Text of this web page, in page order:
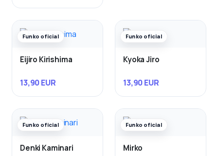
Funko oficial
Eijiro Kirishima
13,90 EUR
Funko oficial
Kyoka Jiro
13,90 EUR
Funko oficial
Denki Kaminari
Funko oficial
Mirko